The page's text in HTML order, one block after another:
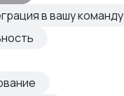
в вашу команду